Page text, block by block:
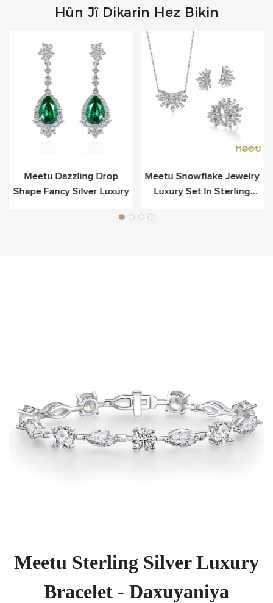
Hûn Jî Dikarin Hez Bikin
Meetu Dazzling Drop
Shape Fancy Silver Luxury
Meetu Snowflake Jewelry
Luxury Set In Sterling
Meetu Sterling Silver Luxury
Bracelet - Daxuyaniya